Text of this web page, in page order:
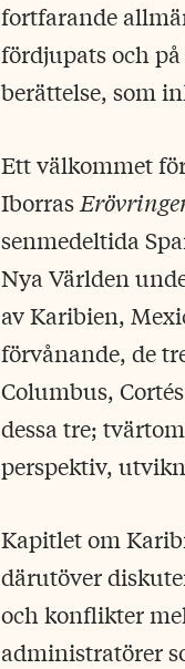
fortfarande
fördjupats och
berättelse, som
Ett välkommet
Iborras
senmedeltida
Nya Världen
av Karibien,
förvånande, de
Columbus,
dessa tre;
perspektiv,
Kapitlet om
därutöver
och konflikter
administratörer